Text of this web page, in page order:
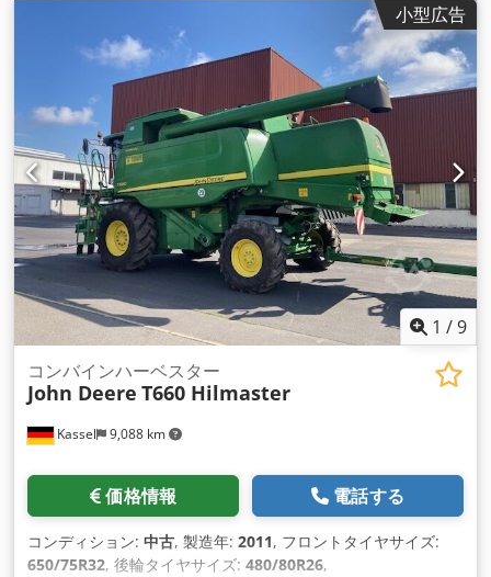
小型広告
1 /9
Kassel 9,088 km
コンバインハーベスター
John Deere T660 Hilmaster
価格情報 電話する
コンディション: 中古, 製造年: 2011, フロントタイヤサイズ:
650/75R32, 後輪タイヤサイズ: 480/80R26,